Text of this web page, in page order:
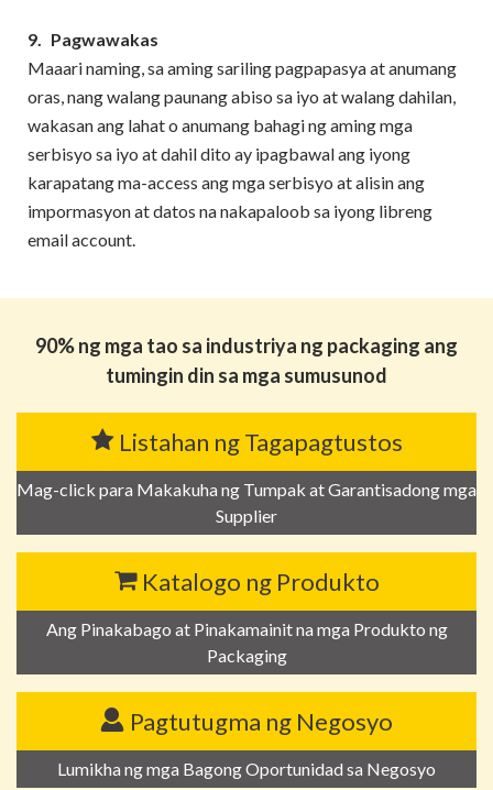
9. Pagwawakas
Maaari naming, sa aming sariling pagpapasya at anumang
oras, nang walang paunang abiso sa iyo at walang dahilan,
wakasan ang lahat o anumang bahagi ng aming mga
serbisyo sa iyo at dahil dito ay ipagbawal ang iyong
karapatang ma-access ang mga serbisyo at alisin ang
impormasyon at datos na nakapaloob sa iyong libreng
email account.
90% ng mga tao sa industriya ng packaging ang
tumingin din sa mga sumusunod
Listahan ng Tagapagtustos
Mag-click para Makakuha ng Tumpak at Garantisadong mga
Supplier
Katalogo ng Produkto
Ang Pinakabago at Pinakamainit na mga Produkto ng
Packaging
Pagtutugma ng Negosyo
Lumikha ng mga Bagong Oportunidad sa Negosyo